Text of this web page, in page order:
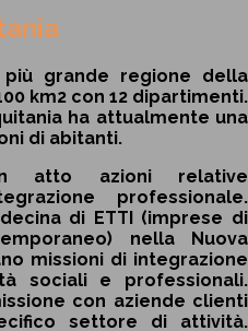
grande regione della
km2 con 12 dipartimenti.
ha attualmente una
di abitanti.
atto azioni relative
professionale.
di ETTI (imprese di
nella Nuova
missioni di integrazione
sociali e professionali.
con aziende clienti
settore di attività.